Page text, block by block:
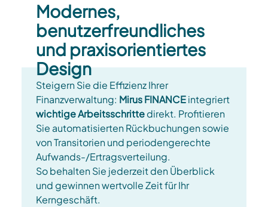
Modernes,
benutzerfreundliches
und praxisorientiertes
Design
Steigern Sie die Effizienz Ihrer
Finanzverwaltung: Mirus FINANCEintegriert
wichtige Arbeitsschrittedirekt. Profitieren
Sie automatisierten Rückbuchungen sowie
von Transitorien und periodengerechte
Aufwands-/Ertragsverteilung.
So behalten Sie jederzeit den Überblick
und gewinnen wertvolle Zeit für Ihr
Kerngeschäft.